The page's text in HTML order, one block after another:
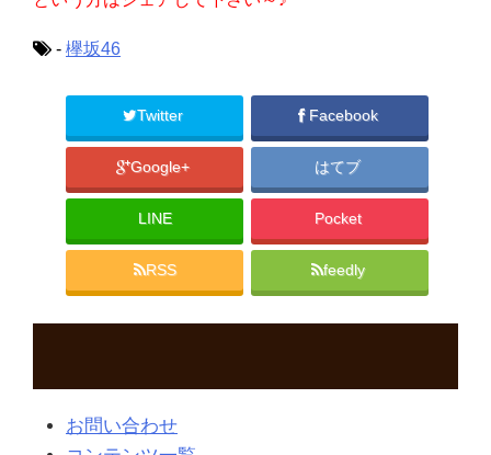
- 欅坂46
Twitter Facebook
Google+ はてブ
LINE Pocket
RSS feedly
お問い合わせ